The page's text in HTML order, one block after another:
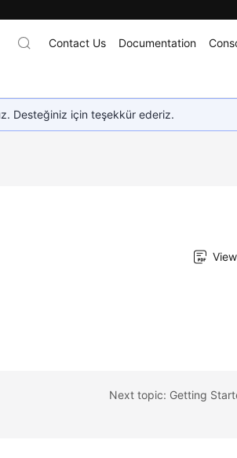
Contact Us Documentation
Desteğiniz için teşekkür ederiz.
Next topic: Getting